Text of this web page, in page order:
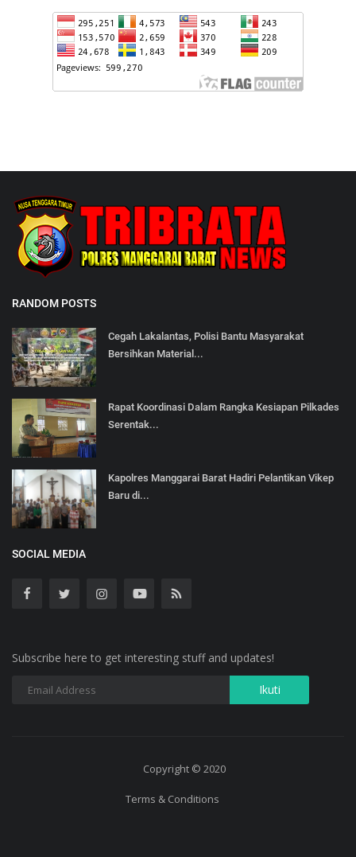
RANDOM POSTS
Cegah Lakalantas, Polisi Bantu Masyarakat
Bersihkan Material...
Rapat Koordinasi Dalam Rangka Kesiapan Pilkades
Serentak...
Kapolres Manggarai Barat Hadiri Pelantikan Vikep
Baru di...
SOCIAL MEDIA
Subscribe here to get interesting stuff and updates!
Copyright © 2020
Terms & Conditions